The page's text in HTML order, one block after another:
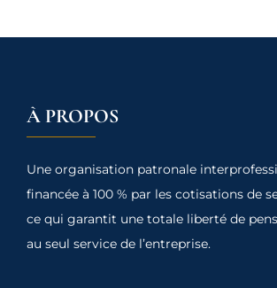
À PROPOS
Une organisation patronale
financée à 100 % par les cotisations de
ce qui garantit une totale liberté de
au seul service de l’entreprise.